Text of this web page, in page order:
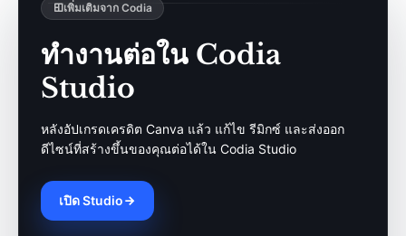
เพิ่มเติมจาก Codia
ทำงานต่อใน Codia
Studio
หลังอัปเกรดเครดิต Canva แล้ว แก้ไข รีมิกซ์ และส่งออก
ดีไซน์ที่สร้างขึ้นของคุณต่อได้ใน Codia Studio
เปิด Studio